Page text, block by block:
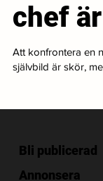
chef
Att konfrontera en
självbild är skör,
Bli publicerad
Annonsera